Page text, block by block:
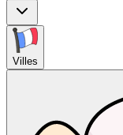
Villes